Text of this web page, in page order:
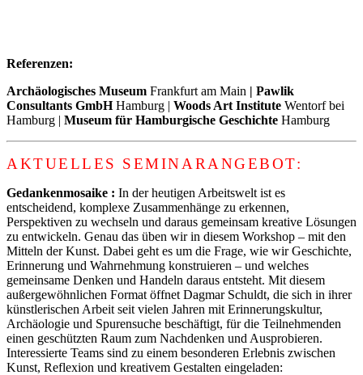
Referenzen:
Archäologisches Museum Frankfurt am Main | Pawlik
Consultants GmbHHamburg | Woods Art Institute Wentorf bei
Hamburg | Museum für Hamburgische Geschichte Hamburg
AKTUELLES SEMINARANGEBOT:
Gedankenmosaike : In der heutigen Arbeitswelt ist es
entscheidend, komplexe Zusammenhänge zu erkennen,
Perspektiven zu wechseln und daraus gemeinsam kreative Lösungen
zu entwickeln. Genau das üben wir in diesem Workshop – mit den
Mitteln der Kunst. Dabei geht es um die Frage, wie wir Geschichte,
Erinnerung und Wahrnehmung konstruieren – und welches
gemeinsame Denken und Handeln daraus entsteht. Mit diesem
außergewöhnlichen Format öffnet Dagmar Schuldt, die sich in ihrer
künstlerischen Arbeit seit vielen Jahren mit Erinnerungskultur,
Archäologie und Spurensuche beschäftigt, für die Teilnehmenden
einen geschützten Raum zum Nachdenken und Ausprobieren.
Interessierte Teams sind zu einem besonderen Erlebnis zwischen
Kunst, Reflexion und kreativem Gestalten eingeladen: